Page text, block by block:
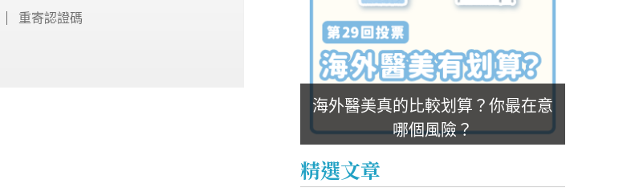
重寄認證碼
海外醫美真的比較划算？你最在意
哪個風險？
精選文章